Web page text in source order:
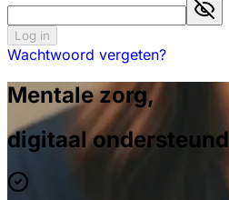
Log in
Wachtwoord vergeten?
Mentale zorg,
digitaal ondersteund